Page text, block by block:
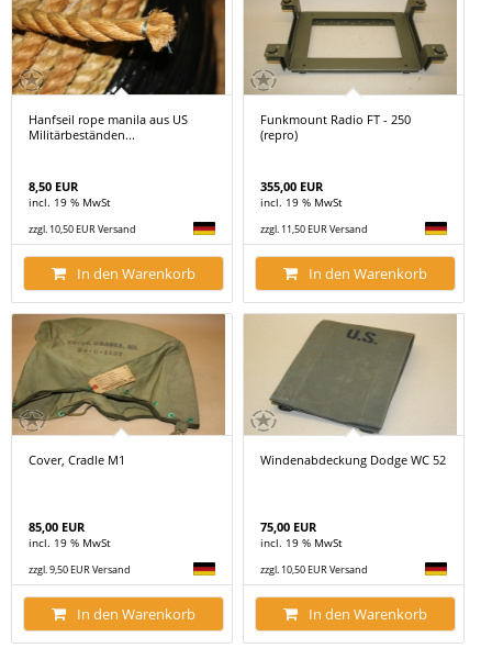
Hanfseil rope manila aus US
Militärbeständen...
8,50 EUR
incl. 19 % MwSt
zzgl. 10,50 EUR Versand
In den Warenkorb
Funkmount Radio FT - 250
(repro)
355,00 EUR
incl. 19 % MwSt
zzgl. 11,50 EUR Versand
In den Warenkorb
Cover, Cradle M1
85,00 EUR
incl. 19 % MwSt
zzgl. 9,50 EUR Versand
In den Warenkorb
Windenabdeckung Dodge WC 52
75,00 EUR
incl. 19 % MwSt
zzgl. 10,50 EUR Versand
In den Warenkorb